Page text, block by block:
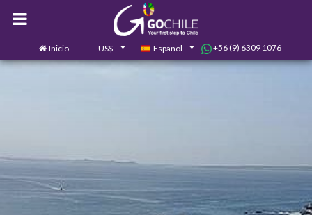
Inicio US$ Español +56 (9) 6309 1076